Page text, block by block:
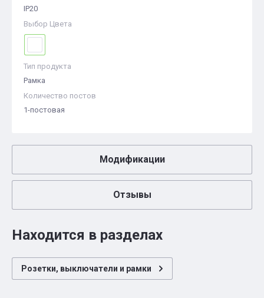
IP20
Выбор Цвета
Тип продукта
Рамка
Количество постов
1-постовая
Модификации
Отзывы
Находится в разделах
Розетки, выключатели и рамки